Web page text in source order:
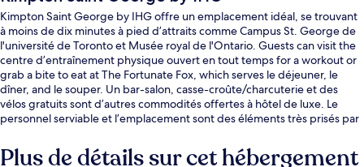
Kimpton Saint George by IHG offre un emplacement idéal, se trouvant
à moins de dix minutes à pied d’attraits comme Campus St. George de
l'université de Toronto et Musée royal de l'Ontario. Guests can visit the
centre d’entraînement physique ouvert en tout temps for a workout or
grab a bite to eat at The Fortunate Fox, which serves le déjeuner, le
dîner, and le souper. Un bar-salon, casse-croûte/charcuterie et des
vélos gratuits sont d’autres commodités offertes à hôtel de luxe. Le
personnel serviable et l’emplacement sont des éléments très prisés par
du transport en commun : Station de métro St. George est à quelques
pas et Station de métro Spadina se trouve à 4 minutes.
Plus de détails sur cet hébergement